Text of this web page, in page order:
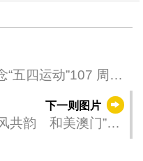
五四运动”107 周年
下一则图片
共韵 和美澳门”澳